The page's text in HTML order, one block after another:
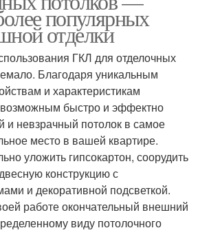
популярных
отделки
ГКЛ для отделочных
Благодаря уникальным
и характеристикам
возможным быстро и эффектно
и невзрачный потолок в самое
место в вашей квартире.
уложить гипсокартон, соорудить
конструкцию с
и декоративной подсветкой.
работе окончательный внешний
виду потолочного